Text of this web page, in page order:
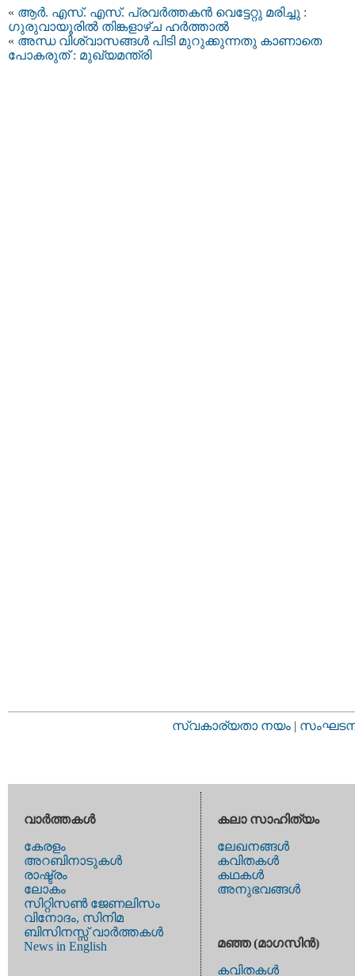
« ആർ. എസ്​. എസ്.​ പ്രവർത്തകന്‍ വെട്ടേറ്റു മരിച്ചു :
ഗുരുവായൂരിൽ തിങ്കളാഴ്ച ഹർത്താൽ
« അന്ധ വിശ്വാസങ്ങള്‍ പിടി മുറുക്കുന്നതു കാണാതെ
പോകരുത് : മുഖ്യമന്ത്രി
സ്വകാര്യതാ നയം |
വാര്‍ത്തകള്‍
കേരളം
അറബിനാടുകള്‍
രാഷ്ട്രം
ലോകം
സിറ്റിസണ്‍ ജേണലിസം
വിനോദം, സിനിമ
ബിസിനസ്സ് വാര്‍ത്തകള്‍
News in English
കലാ സാഹിത്യം
ലേഖനങ്ങള്‍
കവിതകള്‍
കഥകള്‍
അനുഭവങ്ങള്‍
മഞ്ഞ (മാഗസിന്‍)
കവിതകള്‍